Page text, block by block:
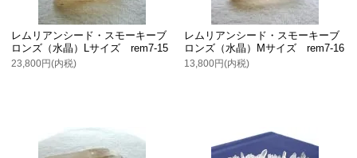
レムリアンシード・スモーキーブ
ロンズ（水晶）Lサイズ rem7-15
23,800円(内税)
レムリアンシード・スモーキーブ
ロンズ（水晶）Mサイズ rem7-16
13,800円(内税)